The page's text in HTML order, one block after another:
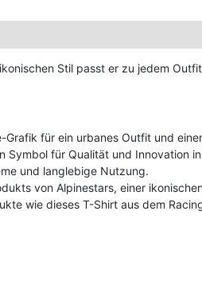
Stil passt er zu jedem
für ein urbanes Outfit und
Symbol für Qualität und Innovation
und langlebige Nutzung.
von Alpinestars, einer
wie dieses T-Shirt aus dem